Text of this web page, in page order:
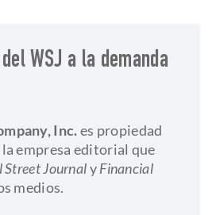
WSJ a la demanda
Inc.es propiedad
empresa editorial que
Street JournalyFinancial
medios.